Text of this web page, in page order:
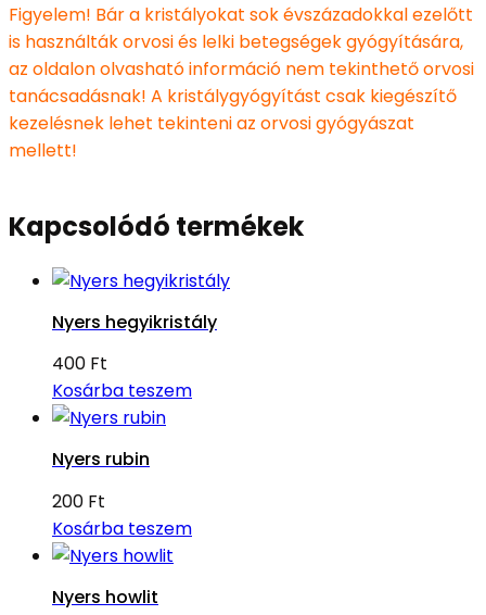
Figyelem! Bár a kristályokat sok évszázadokkal ezelőtt
is használták orvosi és lelki betegségek gyógyítására,
az oldalon olvasható információ nem tekinthető orvosi
tanácsadásnak! A kristálygyógyítást csak kiegészítő
kezelésnek lehet tekinteni az orvosi gyógyászat
mellett!
Kapcsolódó termékek
Nyers hegyikristály
400 Ft
Kosárba teszem
Nyers rubin
200 Ft
Kosárba teszem
Nyers howlit